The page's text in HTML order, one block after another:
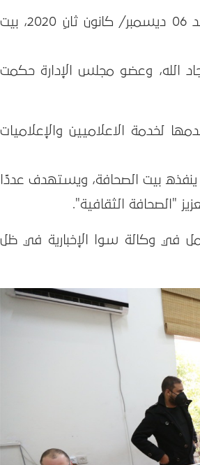
زار وزير الثقافة الفلسطيني الدكتور عاطف ابو سيف، يوم الأحد 06 ديسمبر/ كانون ثانِ 2020، بيت
الله، وعضو مجلس الإدارة حكمت
لخدمة الاعلاميين والإعلاميات
بيت الصحافة، ويستهدف عددًا
"الصحافة الثقافية".
في وكالة سوا الإخبارية في ظل